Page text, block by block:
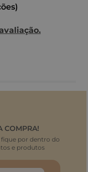
COMPRA!
fique por dentro do
e produtos